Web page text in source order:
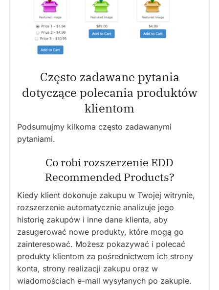
Często zadawane pytania
dotyczące polecania produktów
klientom
Podsumujmy kilkoma często zadawanymi
pytaniami.
Co robi rozszerzenie EDD
Recommended Products?
Kiedy klient dokonuje zakupu w Twojej witrynie,
rozszerzenie automatycznie analizuje jego
historię zakupów i inne dane klienta, aby
zasugerować nowe produkty, które mogą go
zainteresować. Możesz pokazywać i polecać
produkty klientom za pośrednictwem ich strony
konta, strony realizacji zakupu oraz w
wiadomościach e-mail wysyłanych po zakupie.